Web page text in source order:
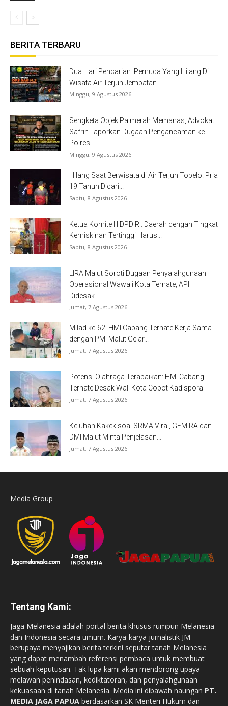
BERITA TERBARU
Dua Hari Pencarian. Pemuda Yang Hilang Di
Wisata Air Terjun Jembatan...
Minggu, 9 Agustus 2026
Sengketa Objek Palmerah Memanas, Advokat
Safrin Laporkan Dugaan Pengancaman ke
Polres...
Minggu, 9 Agustus 2026
Hilang Saat Berwisata di Air Terjun Tobelo. Pria
19 Tahun Dicari...
Sabtu, 8 Agustus 2026
Ketua Komite III DPD RI: Daerah dengan Tingkat
Kemiskinan Tertinggi Harus...
Sabtu, 8 Agustus 2026
LIRA Malut Soroti Dugaan Penyalahgunaan
Operasional Wawali Kota Ternate, APH
Didesak...
Jumat, 7 Agustus 2026
Milad ke-62: HMI Cabang Ternate Kerja Sama
dengan PMI Malut Gelar...
Jumat, 7 Agustus 2026
Potensi Olahraga Terabaikan: HMI Cabang
Ternate Desak Wali Kota Copot Kadispora
Jumat, 7 Agustus 2026
Keluhan Kakek soal SRMA Viral, GEMIRA dan
DMI Malut Minta Penjelasan...
Jumat, 7 Agustus 2026
Media Group
Tentang Kami:
Jaga Melanesia adalah portal berita khusus rumpun Melanesia
dan Indonesia secara umum. Karya-karya jurnalistik JM
berupaya menyajikan berita terkini seputar tanah Melanesia
yang dapat menambah referensi pembaca untuk membuat
sebuah keputusan. Tak lupa kami akan mendorong upaya
melawan penindasan, kediktatoran, dan penyalahgunaan
kekuasaan di tanah Melanesia. Media ini dibawah naungan PT.
MEDIA JAGA PAPUA berdasarkan SK Menteri Hukum dan